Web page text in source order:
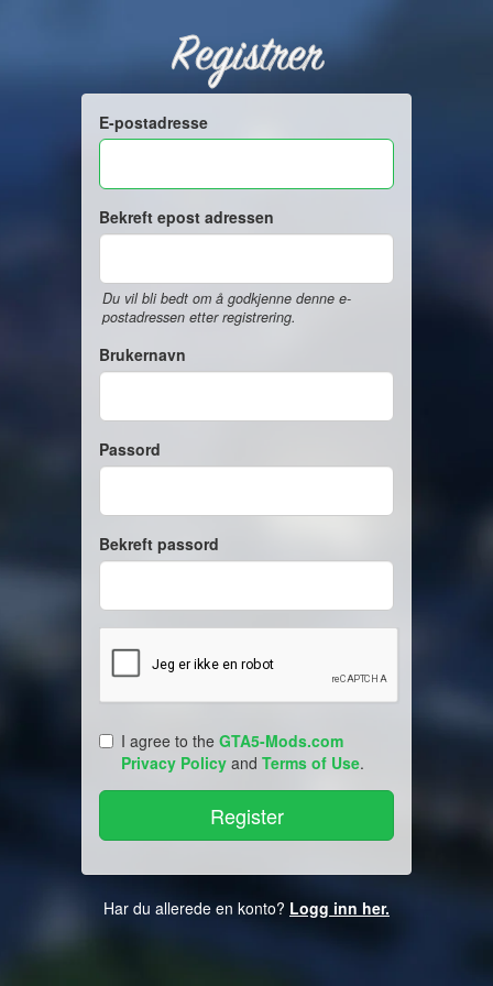
Registrer
E-postadresse
Bekreft epost adressen
Du vil bli bedt om å godkjenne denne e-
postadressen etter registrering.
Brukernavn
Passord
Bekreft passord
I agree to the GTA5-Mods.com
Privacy Policy and Terms of Use.
Har du allerede en konto? Logg inn her.